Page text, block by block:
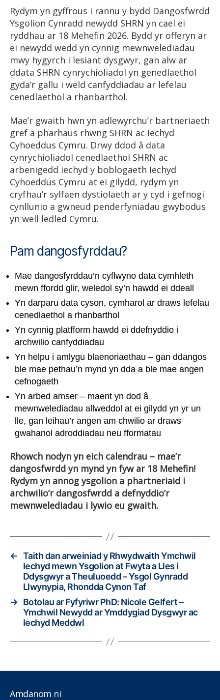
Rydym yn gyffrous i rannu y bydd Dangosfwrdd
Ysgolion Cynradd newydd SHRN yn cael ei
ryddhau ar 18 Mehefin 2026. Bydd yr offeryn ar
ei newydd wedd yn cynnig mewnwelediadau
mwy hygyrch i lesiant dysgwyr, gan alw ar
ddata SHRN cynrychioliadol yn genedlaethol
gyda’r gallu i weld canfyddiadau ar lefelau
cenedlaethol a rhanbarthol.
Mae’r gwaith hwn yn adlewyrchu’r bartneriaeth
gref a pharhaus rhwng SHRN ac Iechyd
Cyhoeddus Cymru. Drwy ddod â data
cynrychioliadol cenedlaethol SHRN ac
arbenigedd iechyd y boblogaeth Iechyd
Cyhoeddus Cymru at ei gilydd, rydym yn
cryfhau’r sylfaen dystiolaeth ar y cyd i gefnogi
cynllunio a gwneud penderfyniadau gwybodus
yn well ledled Cymru.
Pam dangosfyrddau?
Mae dangosfyrddau’n cyflwyno data cymhleth
mewn ffordd glir, weledol sy’n hawdd ei ddeall
Yn darparu data cyson, cymharol ar draws lefelau
cenedlaethol a rhanbarthol
Yn cynnig platfform hawdd ei ddefnyddio i
archwilio canfyddiadau
Yn helpu i amlygu blaenoriaethau – gan ddangos
ble mae pethau’n mynd yn dda a ble mae angen
cefnogaeth
Yn arbed amser – maent yn dod â
mewnwelediadau allweddol at ei gilydd yn yr un
lle, gan leihau’r angen am chwilio ar draws
gwahanol adroddiadau neu fformatau
Rhowch nodyn yn eich calendrau – mae’r
dangosfwrdd yn mynd yn fyw ar 18 Mehefin!
Rydym yn annog ysgolion a phartneriaid i
archwilio’r dangosfwrdd a defnyddio’r
mewnwelediadau i lywio eu gwaith.
← Taith dan arweiniad y Rhwydwaith Ymchwil
Iechyd mewn Ysgolion at Fwyta a Lles i
Ddysgwyr a Theuluoedd – Ysgol Gynradd
Llwynypia, Rhondda Cynon Taf
→ Botolau ar Fyfyriwr PhD: Nicole Gelfert –
Ymchwil Newydd ar Ymddygiad Dysgwyr ac
Iechyd Meddwl
Amdanom ni